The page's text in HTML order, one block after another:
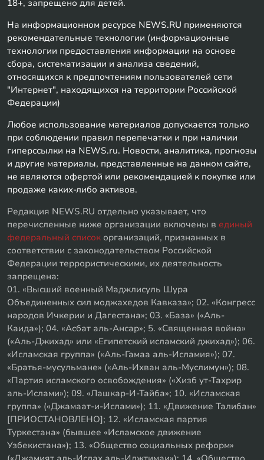
18+, запрещено для детей.
На информационном ресурсе NEWS.RU применяются
рекомендательные технологии (информационные
технологии предоставления информации на основе
сбора, систематизации и анализа сведений,
относящихся к предпочтениям пользователей сети
"Интернет", находящихся на территории Российской
Федерации)
Любое использование материалов допускается только
при соблюдении правил перепечатки и при наличии
гиперссылки на NEWS.ru. Новости, аналитика, прогнозы
и другие материалы, представленные на данном сайте,
не являются офертой или рекомендацией к покупке или
продаже каких-либо активов.
Редакция NEWS.RU отдельно указывает, что
перечисленные ниже организации включены в единый
федеральный список организаций, признанных в
соответствии с законодательством Российской
Федерации террористическими, их деятельность
запрещена:
01. «Высший военный Маджлисуль Шура
Объединенных сил моджахедов Кавказа»; 02. «Конгресс
народов Ичкерии и Дагестана»; 03. «База» («Аль-
Каида»); 04. «Асбат аль-Ансар»; 5. «Священная война»
(«Аль-Джихад» или «Египетский исламский джихад»); 06.
«Исламская группа» («Аль-Гамаа аль-Исламия»); 07.
«Братья-мусульмане» («Аль-Ихван аль-Муслимун»); 08.
«Партия исламского освобождения» («Хизб ут-Тахрир
аль-Ислами»); 09. «Лашкар-И-Тайба»; 10. «Исламская
группа» («Джамаат-и-Ислами»); 11. «Движение Талибан»
[ПРИОСТАНОВЛЕНО]; 12. «Исламская партия
Туркестана» (бывшее «Исламское движение
Узбекистана»); 13. «Общество социальных реформ»